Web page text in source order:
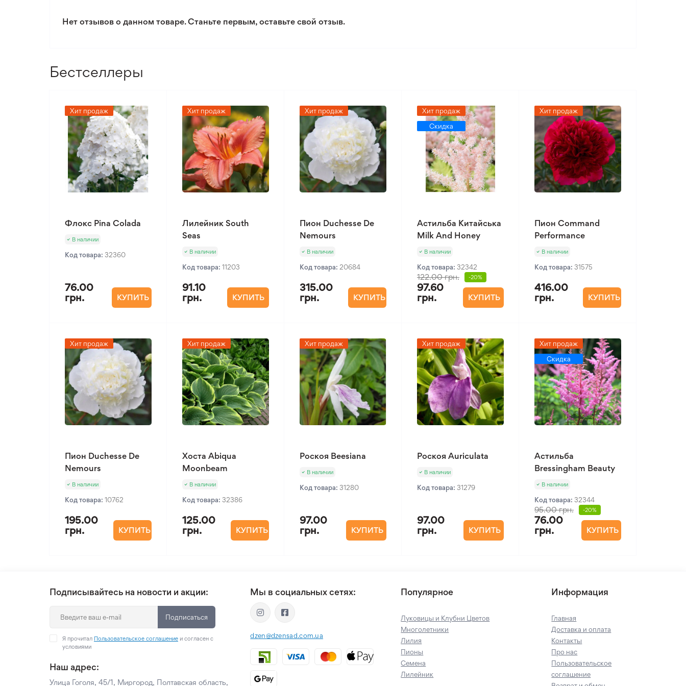
Нет отзывов о данном товаре. Станьте первым, оставьте свой отзыв.
Бестселлеры
Хит продаж
Флокс Pina Colada
В наличии
Код товара: 32360
76.00
грн.
КУПИТЬ
Хит продаж
Лилейник South
Seas
В наличии
Код товара: 11203
91.10
грн.
КУПИТЬ
Хит продаж
Пион Duchesse De
Nemours
В наличии
Код товара: 20684
315.00
грн.
КУПИТЬ
Хит продаж
Скидка
Астильба Китайська
Milk And Honey
В наличии
Код товара: 32342
122.00 грн. -20%
97.60
грн.
КУПИТЬ
Хит продаж
Пион Command
Performance
В наличии
Код товара: 31575
416.00
грн.
КУПИТЬ
Хит продаж
Пион Duchesse De
Nemours
В наличии
Код товара: 10762
195.00
грн.
КУПИТЬ
Хит продаж
Хоста Abiqua
Moonbeam
В наличии
Код товара: 32386
125.00
грн.
КУПИТЬ
Хит продаж
Роскоя Beesiana
В наличии
Код товара: 31280
97.00
грн.
КУПИТЬ
Хит продаж
Роскоя Auriculata
В наличии
Код товара: 31279
97.00
грн.
КУПИТЬ
Хит продаж
Скидка
Астильба
Bressingham Beauty
В наличии
Код товара: 32344
95.00 грн. -20%
76.00
грн.
КУПИТЬ
Подписывайтесь на новости и акции:
Подписаться
Я прочитал Пользовательское соглашение и согласен с
условиями
Наш адрес:
Улица Гоголя, 45/1, Миргород, Полтавская область,
Мы в социальных сетях:
dzen@dzensad.com.ua
Популярное
Луковицы и Клубни Цветов
Многолетники
Лилия
Пионы
Семена
Лилейник
Информация
Главная
Доставка и оплата
Контакты
Про нас
Пользовательское
соглашение